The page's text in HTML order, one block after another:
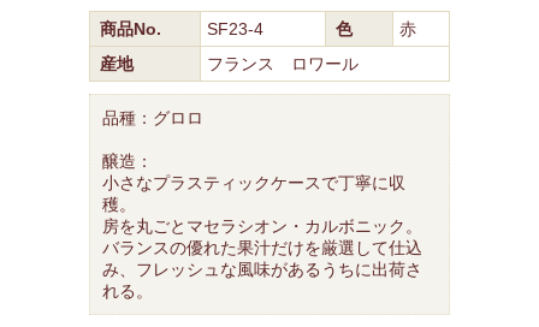
商品No. SF23-4 色
赤
産地
フランス ロワール
品種：グロロ
醸造：
小さなプラスティックケースで丁寧に収
穫。
房を丸ごとマセラシオン・カルボニック。
バランスの優れた果汁だけを厳選して仕込
み、フレッシュな風味があるうちに出荷さ
れる。